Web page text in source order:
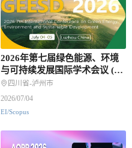
2026年第七届绿色能源、环境
与可持续发展国际学术会议 (G
EESD 2026)
四川省-泸州市
2026/07/04
EI/Scopus